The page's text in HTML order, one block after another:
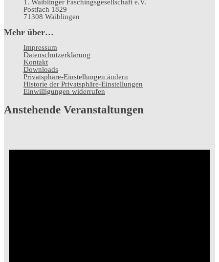
1. Waiblinger Faschingsgesellschaft e.V.
Postfach 1829
71308 Waiblingen
Mehr über…
Impressum
Datenschutz­erklärung
Kontakt
Downloads
Privatsphäre-Einstellungen ändern
Historie der Privatsphäre-Einstellungen
Einwilligungen widerrufen
Anstehende Veranstaltungen